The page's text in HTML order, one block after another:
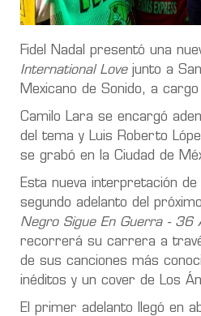
Fidel Nadal presentó una
International Lovejunto a
Mexicano de Sonido, a
Camilo Lara se encargó
del tema y Luis Roberto
se grabó en la Ciudad de
Esta nueva interpretación de
segundo adelanto del
Negro Sigue En Guerra - 36
recorrerá su carrera a
de sus canciones más
inéditos y un cover de Los
El primer adelanto llegó en